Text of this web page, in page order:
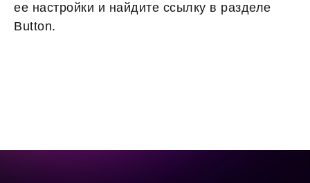
ее настройки и найдите ссылку в разделе
Button.